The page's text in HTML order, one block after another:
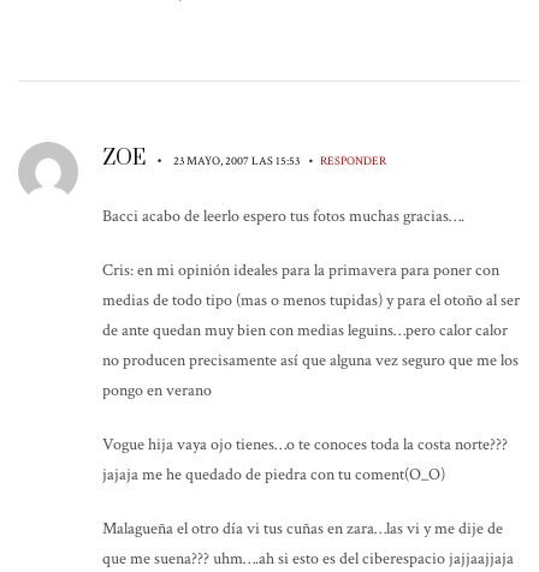
ZOE • 23 MAYO, 2007 LAS 15:53 • RESPONDER
Bacci acabo de leerlo espero tus fotos muchas gracias….
Cris: en mi opinión ideales para la primavera para poner con
medias de todo tipo (mas o menos tupidas) y para el otoño al ser
de ante quedan muy bien con medias leguins…pero calor calor
no producen precisamente así que alguna vez seguro que me los
pongo en verano
Vogue hija vaya ojo tienes…o te conoces toda la costa norte???
jajaja me he quedado de piedra con tu coment(O_O)
Malagueña el otro día vi tus cuñas en zara…las vi y me dije de
que me suena??? uhm….ah si esto es del ciberespacio jajjaajjaja